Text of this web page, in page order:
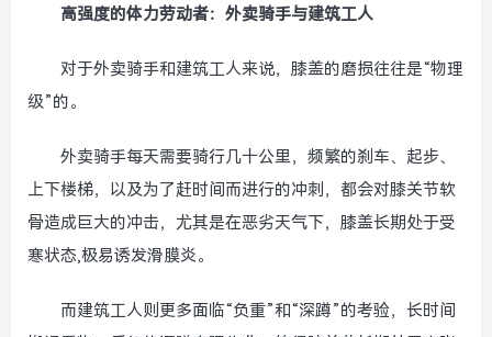
高强度的体力劳动者：外卖骑手与建筑工人
对于外卖骑手和建筑工人来说，膝盖的磨损往往是“物理
级”的。
外卖骑手每天需要骑行几十公里，频繁的刹车、起步、
上下楼梯，以及为了赶时间而进行的冲刺，都会对膝关节软
骨造成巨大的冲击，尤其是在恶劣天气下，膝盖长期处于受
寒状态,极易诱发滑膜炎。
而建筑工人则更多面临“负重”和“深蹲”的考验，长时间